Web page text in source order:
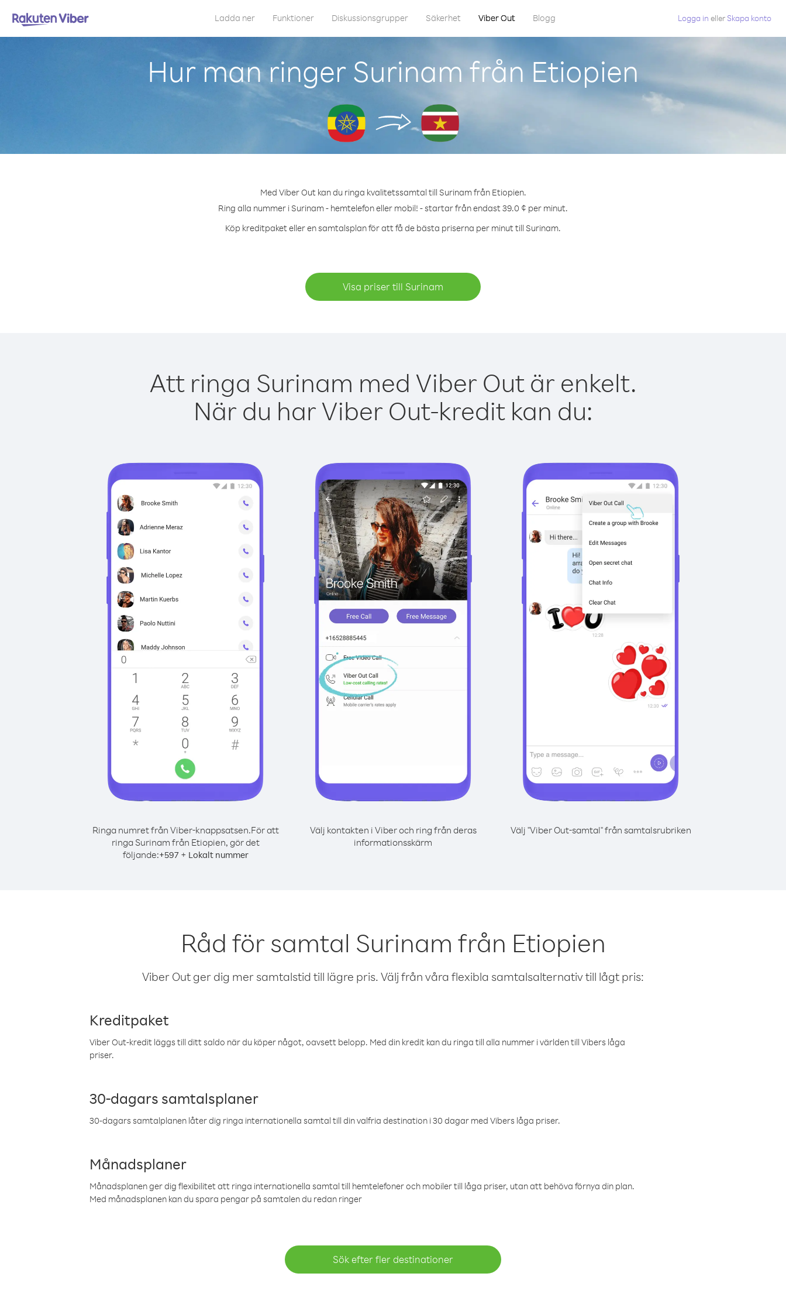
Ladda ner Funktioner Diskussionsgrupper Säkerhet Viber Out Blogg Logga in eller Skapa konto
Hur man ringer Surinam från Etiopien
Med Viber Out kan du ringa kvalitetssamtal till Surinam från Etiopien.
Ring alla nummer i Surinam - hemtelefon eller mobil! - startar från endast 39.0 ¢ per minut.
Köp kreditpaket eller en samtalsplan för att få de bästa priserna per minut till Surinam.
Visa priser till Surinam
Att ringa Surinam med Viber Out är enkelt.
När du har Viber Out-kredit kan du:
Ringa numret från Viber-knappsatsen.För att
ringa Surinam från Etiopien, gör det
följande:+597+ Lokalt nummer
Välj kontakten i Viber och ring från deras
informationsskärm
Välj "Viber Out-samtal" från samtalsrubriken
Råd för samtal Surinam från Etiopien
Viber Out ger dig mer samtalstid till lägre pris. Välj från våra flexibla samtalsalternativ till lågt pris:
Kreditpaket
Viber Out-kredit läggs till ditt saldo när du köper något, oavsett belopp. Med din kredit kan du ringa till alla nummer i världen till Vibers låga
priser.
30-dagars samtalsplaner
30-dagars samtalplanen låter dig ringa internationella samtal till din valfria destination i 30 dagar med Vibers låga priser.
Månadsplaner
Månadsplanen ger dig flexibilitet att ringa internationella samtal till hemtelefoner och mobiler till låga priser, utan att behöva förnya din plan.
Med månadsplanen kan du spara pengar på samtalen du redan ringer
Sök efter fler destinationer